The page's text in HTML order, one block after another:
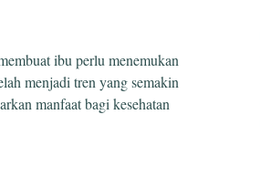
ibu perlu menemukan
menjadi tren yang semakin
manfaat bagi kesehatan